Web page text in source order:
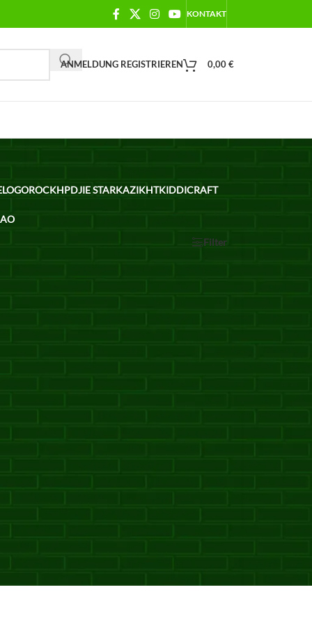
KONTAKT
ANMELDUNG REGISTRIEREN 0,00€
GOROCKHPDJIE STARKAZIKHTKIDDICRAFT
Filter